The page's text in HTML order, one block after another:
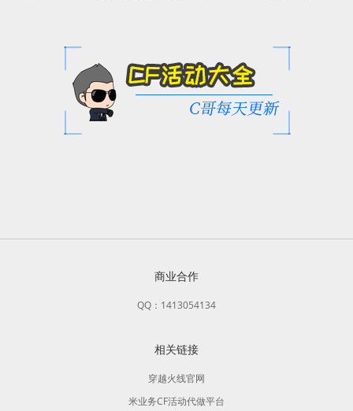
商业合作
QQ：1413054134
相关链接
穿越火线官网
米业务CF活动代做平台